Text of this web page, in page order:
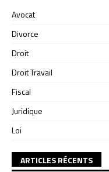
Avocat
Divorce
Droit
Droit Travail
Fiscal
Juridique
Loi
ARTICLES RÉCENTS